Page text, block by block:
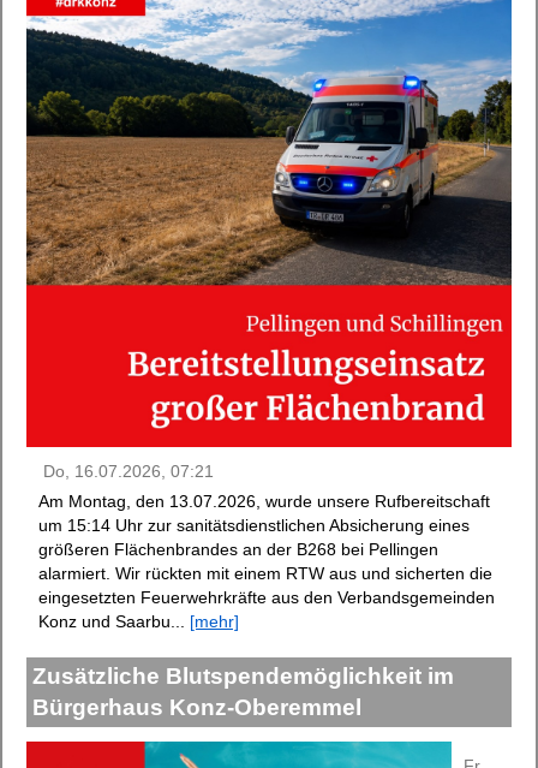
Do, 16.07.2026, 07:21
Am Montag, den 13.07.2026, wurde unsere Rufbereitschaft
um 15:14 Uhr zur sanitätsdienstlichen Absicherung eines
größeren Flächenbrandes an der B268 bei Pellingen
alarmiert. Wir rückten mit einem RTW aus und sicherten die
eingesetzten Feuerwehrkräfte aus den Verbandsgemeinden
Konz und Saarbu... [mehr]
Zusätzliche Blutspendemöglichkeit im
Bürgerhaus Konz-Oberemmel